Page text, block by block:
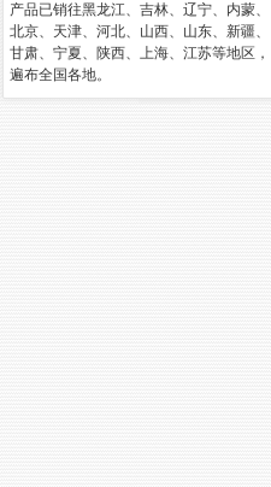
产品已销往黑龙江、吉林、辽宁、内蒙、
北京、天津、河北、山西、山东、新疆、
甘肃、宁夏、陕西、上海、江苏等地区，
遍布全国各地。